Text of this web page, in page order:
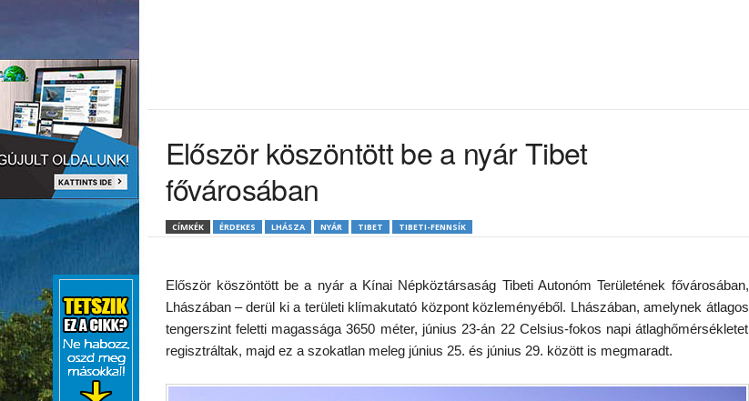
Először köszöntött be a nyár Tibet
fővárosában
CÍMKÉK ÉRDEKES LHÁSZA NYÁR TIBET TIBETI-FENNSÍK
Először köszöntött be a nyár a Kínai Népköztársaság Tibeti Autonóm Területének fővárosában,
Lhászában – derül ki a területi klímakutató központ közleményéből. Lhászában, amelynek átlagos
tengerszint feletti magassága 3650 méter, június 23-án 22 Celsius-fokos napi átlaghőmérsékletet
regisztráltak, majd ez a szokatlan meleg június 25. és június 29. között is megmaradt.